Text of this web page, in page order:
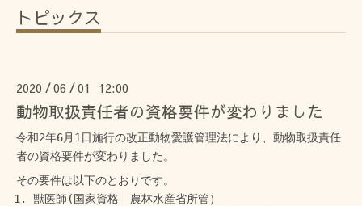
トピックス
2020 /06 /01 12:00
動物取扱責任者の資格要件が変わりました
令和2年6月1日施行の改正動物愛護管理法により、動物取扱責任
者の資格要件が変わりました。
その要件は以下のとおりです。
獣医師(国家資格 農林水産省所管）